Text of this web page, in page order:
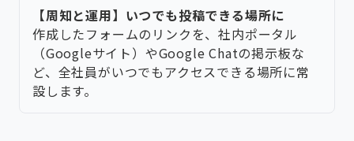
【周知と運用】いつでも投稿できる場所に
作成したフォームのリンクを、社内ポータル
（Googleサイト）やGoogle Chatの掲示板な
ど、全社員がいつでもアクセスできる場所に常
設します。